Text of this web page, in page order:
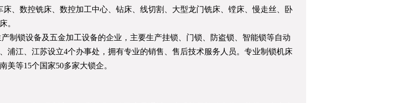
、数控铣床、数控加工中心、钻床、线切割、大型龙门铣床、镗床、慢走丝、卧
。
制锁设备及五金加工设备的企业，主要生产挂锁、门锁、防盗锁、智能锁等自动
浦江、江苏设立4个办事处，拥有专业的销售、售后技术服务人员。专业制锁机床
美等15个国家50多家大锁企。